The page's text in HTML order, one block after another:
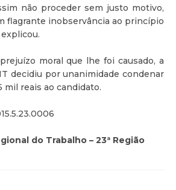
não proceder sem justo motivo,
flagrante inobservância ao princípio
moral que lhe foi causado, a
decidiu por unanimidade condenar
mil reais ao candidato.
do Trabalho – 23ª Região